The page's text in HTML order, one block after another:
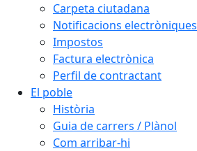
Carpeta ciutadana
Notificacions electròniques
Impostos
Factura electrònica
Perfil de contractant
El poble
Història
Guia de carrers / Plànol
Com arribar-hi